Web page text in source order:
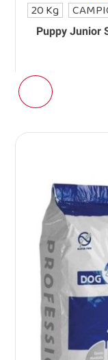
Puppy Junior
20 Kg